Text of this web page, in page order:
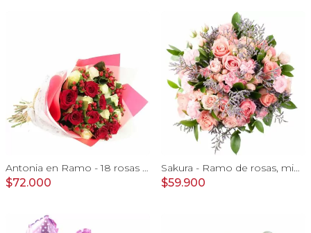
$72.000 $59.900